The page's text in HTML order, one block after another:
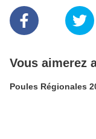
Vous aimerez
Poules Régionales